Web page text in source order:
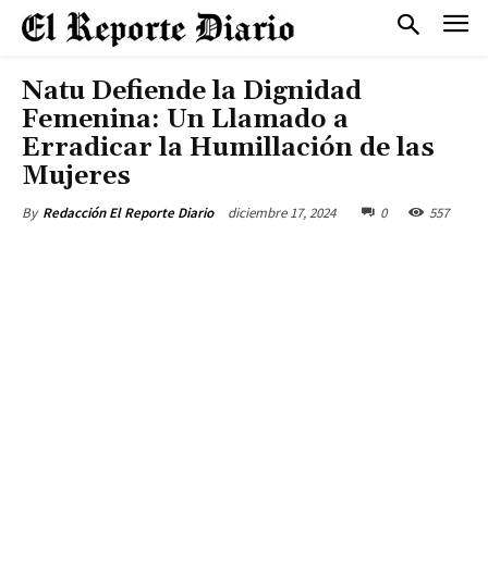
Natu Defiende la Dignidad
Femenina: Un Llamado a
Erradicar la Humillación de las
Mujeres
By Redacción El Reporte Diario diciembre 17, 2024 0 557